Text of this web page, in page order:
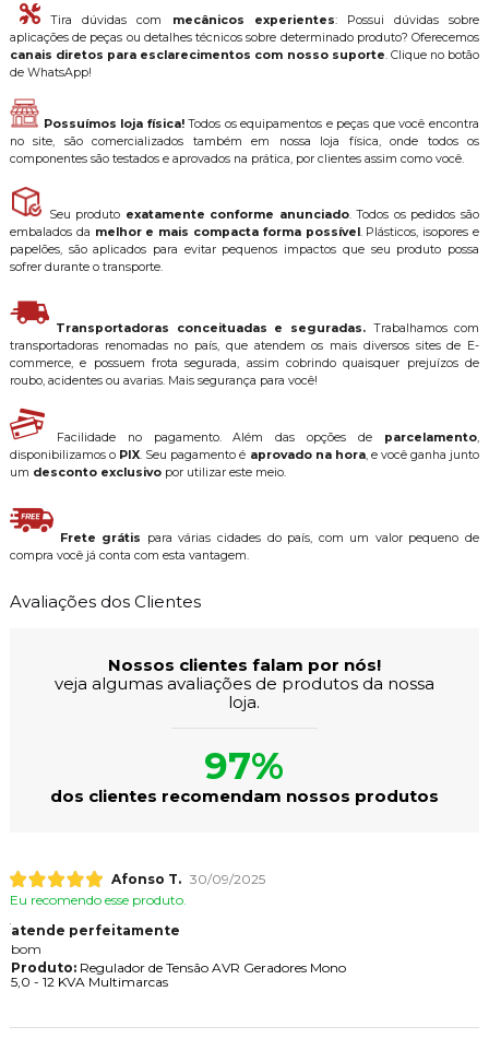
Tira dúvidas com mecânicos experientes: Possui dúvidas sobre
aplicações de peças ou detalhes técnicos sobre determinado produto? Oferecemos
canais diretos para esclarecimentos com nosso suporte. Clique no botão
de WhatsApp!
Possuímos loja física!Todos os equipamentos e peças que você encontra
no site, são comercializados também em nossa loja física, onde todos os
componentes são testados e aprovados na prática, por clientes assim como você.
Seu produto exatamente conforme anunciado. Todos os pedidos são
embalados da melhor e mais compacta forma possível. Plásticos, isopores e
papelões, são aplicados para evitar pequenos impactos que seu produto possa
sofrer durante o transporte.
Transportadoras conceituadas e seguradas. Trabalhamos com
transportadoras renomadas no país, que atendem os mais diversos sites de E-
commerce, e possuem frota segurada, assim cobrindo quaisquer prejuízos de
roubo, acidentes ou avarias. Mais segurança para você!
Facilidade no pagamento. Além das opções de parcelamento,
disponibilizamos o PIX. Seu pagamento é aprovado na hora, e você ganha junto
um desconto exclusivopor utilizar este meio.
Frete grátis para várias cidades do país, com um valor pequeno de
compra você já conta com esta vantagem.
Avaliações dos Clientes
Nossos clientes falam por nós!
veja algumas avaliações de produtos da nossa
loja.
97%
dos clientes recomendam nossos produtos
Afonso T. 30/09/2025
Eu recomendo esse produto.
atende perfeitamente
bom
Produto:Regulador de Tensão AVR Geradores Mono
5,0 - 12 KVA Multimarcas